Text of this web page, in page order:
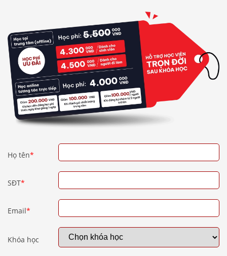
Họ tên*
SĐT*
Email*
Khóa học